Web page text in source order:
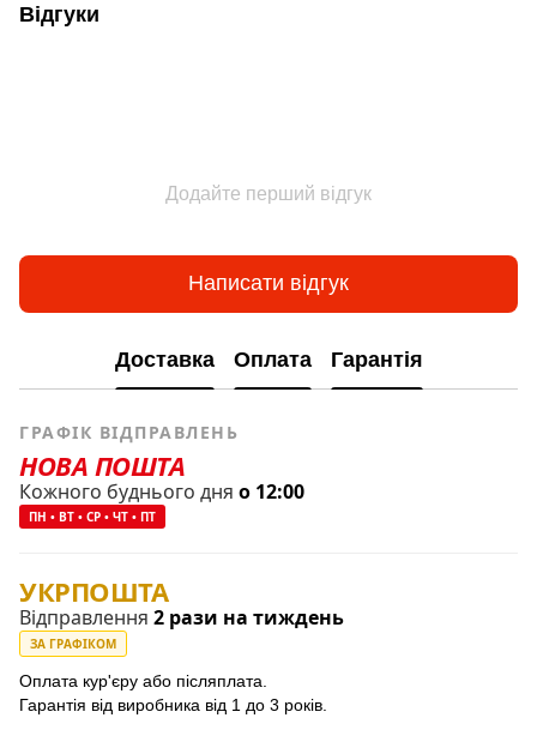
Відгуки
Додайте перший відгук
Написати відгук
Доставка Оплата Гарантія
ГРАФІК ВІДПРАВЛЕНЬ
НОВА ПОШТА
Кожного буднього дня о 12:00
ПН • ВТ • СР • ЧТ • ПТ
УКРПОШТА
Відправлення 2 рази на тиждень
ЗА ГРАФІКОМ
Оплата кур'єру або післяплата.
Гарантія від виробника від 1 до 3 років.